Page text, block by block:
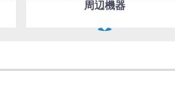
周辺機器